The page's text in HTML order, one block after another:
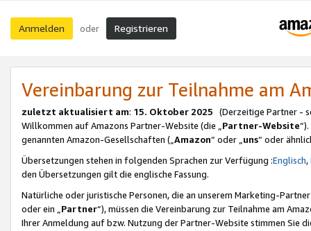
Anmelden oder Registrieren
Vereinbarung zur Teilnahme am
zuletzt aktualisiert am: 15. Oktober 2025 (Derzeitige Partner -
Willkommen auf Amazons Partner-Website (die „Partner-Website
genannten Amazon-Gesellschaften („Amazon“ oder „uns“ oder
Übersetzungen stehen in folgenden Sprachen zur Verfügung :Englisch,
den Übersetzungen gilt die englische Fassung.
Natürliche oder juristische Personen, die an unserem Marketing-
oder ein „Partner“), müssen die Vereinbarung zur Teilnahme am
Ihrer Anmeldung auf bzw. Nutzung der Partner-Website stimmen Sie